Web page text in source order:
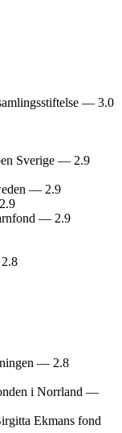
— 3.0
Sverige — 2.9
— 2.9
— 2.9
— 2.8
i Norrland —
Ekmans fond